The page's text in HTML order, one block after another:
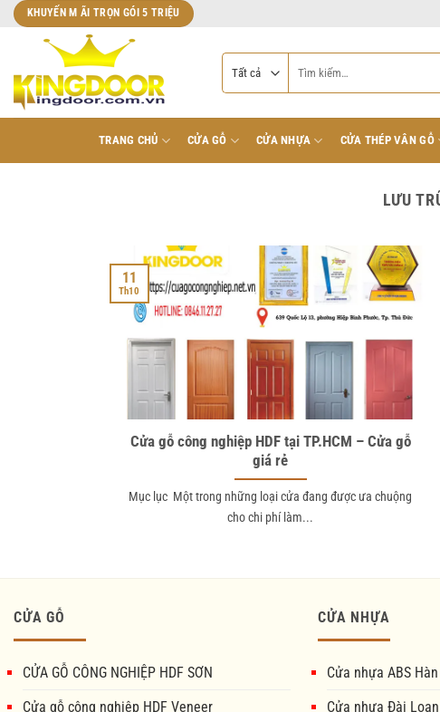
Bỏ
dung
KHUYẾN M ÃI TRỌN GÓI 5 TRIỆU
kiếm:
TRANG CHỦ CỬA GỖ CỬA NHỰA CỬA THÉP VÂN GỖ
LƯU
Cửa gỗ công nghiệp HDF tại TP.HCM – Cửa gỗ
giá rẻ
Mục lục Một trong những loại cửa đang được ưa chuộng
cho chi phí làm...
11
Th10
CỬA GỖ
CỬA GỖ CÔNG NGHIỆP HDF SƠN
Cửa gỗ công nghiệp HDF Veneer
CỬA NHỰA
Cửa nhựa ABS
Cửa nhựa Đài Loan